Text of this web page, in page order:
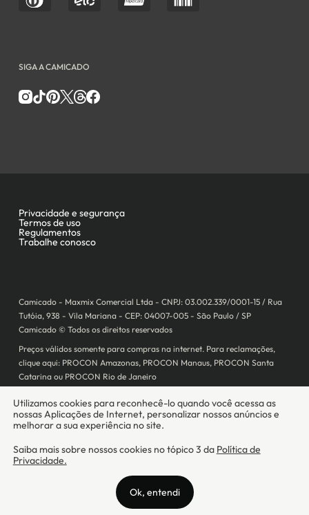
Camicado - Maxmix Comercial Ltda - CNPJ: 03.002.339/0001-15 / Rua
Tutóia, 938 - Vila Mariana - CEP: 04007-005 - São Paulo / SP
Camicado © Todos os direitos reservados
Preços válidos somente para compras na internet. Para reclamações,
clique aqui: PROCON Amazonas, PROCON Manaus, PROCON Santa
Catarina ou PROCON Rio de Janeiro
prestando os serviços de abertura de conta pós-paga (cartões de
crédito), conforme a regulação vigente.